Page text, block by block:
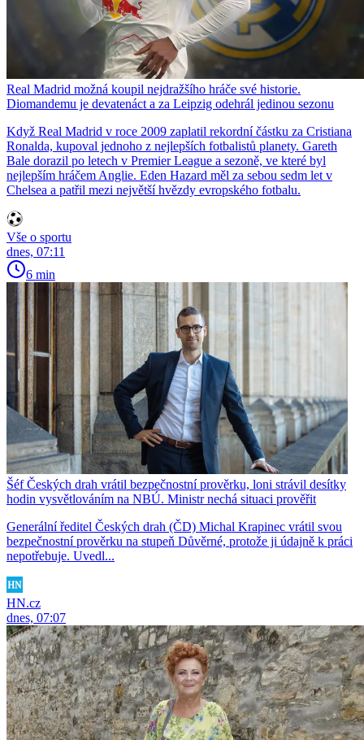
Real Madrid možná koupil nejdražšího hráče své historie.
Diomandemu je devatenáct a za Leipzig odehrál jedinou sezonu
Když Real Madrid v roce 2009 zaplatil rekordní částku za Cristiana
Ronalda, kupoval jednoho z nejlepších fotbalistů planety. Gareth
Bale dorazil po letech v Premier League a sezoně, ve které byl
nejlepším hráčem Anglie. Eden Hazard měl za sebou sedm let v
Chelsea a patřil mezi největší hvězdy evropského fotbalu.
Vše o sportu
dnes, 07:11
6 min
Šéf Českých drah vrátil bezpečnostní prověrku, loni strávil desítky
hodin vysvětlováním na NBÚ. Ministr nechá situaci prověřit
Generální ředitel Českých drah (ČD) Michal Krapinec vrátil svou
bezpečnostní prověrku na stupeň Důvěrné, protože ji údajně k práci
nepotřebuje. Uvedl...
HN.cz
dnes, 07:07